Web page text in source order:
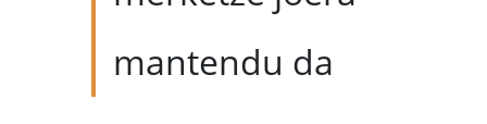
mantendu da